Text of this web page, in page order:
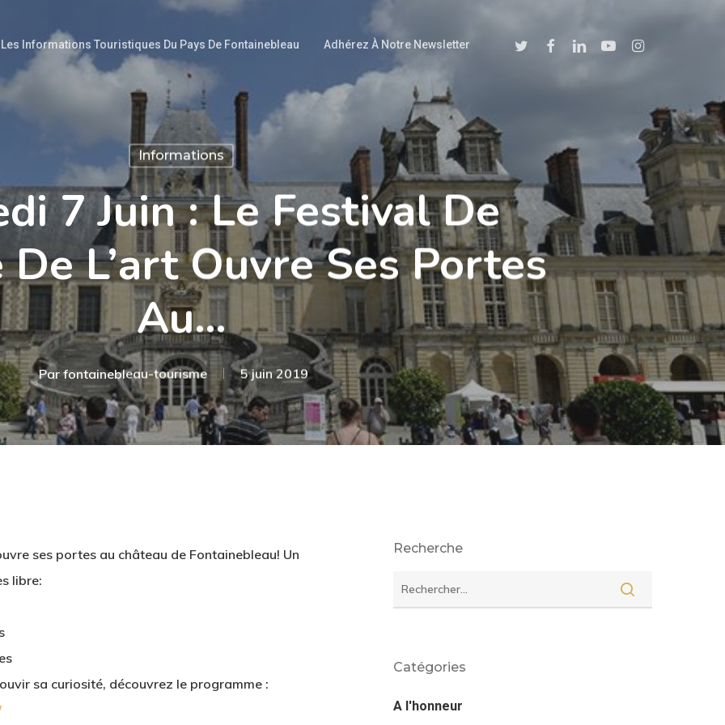
Les Informations Touristiques Du Pays De Fontainebleau Adhérez À Notre Newsletter Twitter FacebookLinkedinYoutubeInstagram
Informations
7 Juin : Le Festival De
De L’art Ouvre Ses Portes
Au…
Par fontainebleau-tourisme 5 juin 2019
ses portes au château de Fontainebleau! Un
libre:
sa curiosité, découvrez le programme :
Recherche
Catégories
A l'honneur